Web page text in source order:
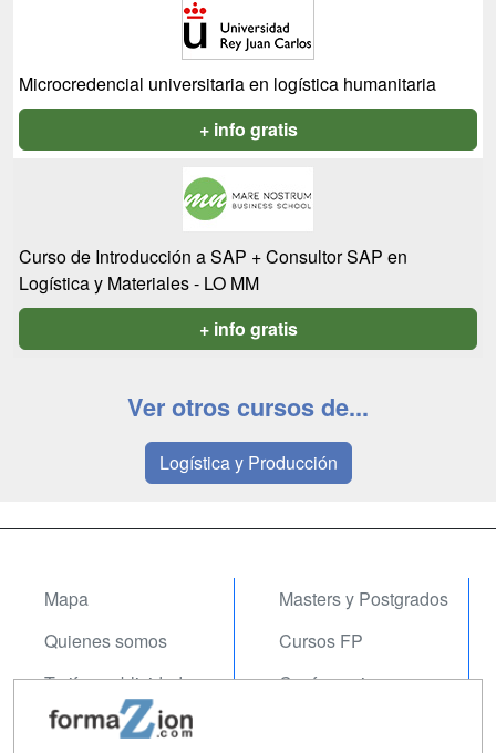
Microcredencial universitaria en logística humanitaria
+ info gratis
Curso de Introducción a SAP + Consultor SAP en
Logística y Materiales - LO MM
+ info gratis
Ver otros cursos de...
Logística y Producción
Mapa
Quienes somos
Tarifas publicidad
Acceso Usuarios
Masters y Postgrados
Cursos FP
Conferencias